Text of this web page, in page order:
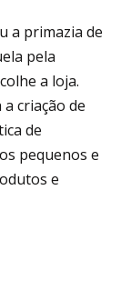
a primazia de
pela
a loja.
criação de
de
pequenos e
e